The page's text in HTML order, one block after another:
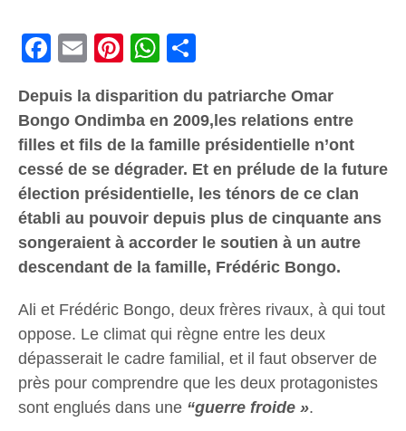
Facebook
Email PinterestWhatsApp
Depuis la disparition du patriarche Omar
Bongo Ondimba en 2009,les relations entre
filles et fils de la famille présidentielle n’ont
cessé de se dégrader. Et en prélude de la future
élection présidentielle, les ténors de ce clan
établi au pouvoir depuis plus de cinquante ans
songeraient à accorder le soutien à un autre
descendant de la famille, Frédéric Bongo.
Ali et Frédéric Bongo, deux frères rivaux, à qui tout
oppose. Le climat qui règne entre les deux
dépasserait le cadre familial, et il faut observer de
près pour comprendre que les deux protagonistes
sont englués dans une “guerre froide ».